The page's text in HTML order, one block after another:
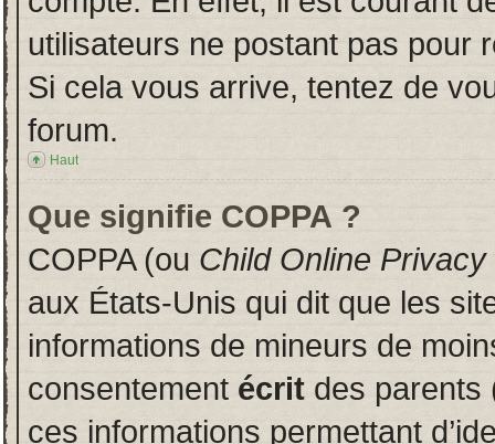
utilisateurs ne postant pas pour
Si cela vous arrive, tentez de
forum.
Haut
Que signifie COPPA ?
COPPA (ou Child Online
aux États-Unis qui dit que les
informations de mineurs de
consentement écrit des parents
ces informations permettant